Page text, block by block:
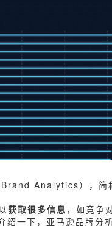
Brand Analytics），简
获取很多信息 ，如竞争
绍一下，亚马逊品牌分